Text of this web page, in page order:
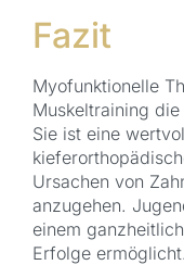
Fazit
Myofunktionelle
Muskeltraining
Sie ist eine
Ursachen von
anzugehen.
einem
Erfolge ermöglicht.